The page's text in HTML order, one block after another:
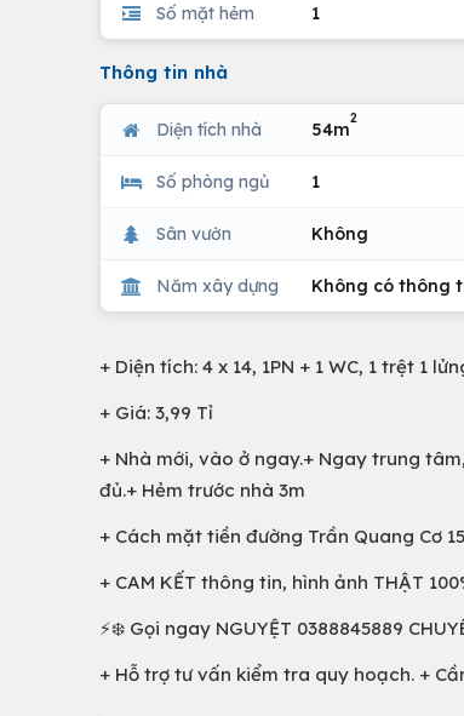
Số mặt hẻm 1
Thông tin nhà
Diện tích nhà 54m
2
Số phòng ngủ 1
Sân vườn Không
Năm xây dựng Không có thông
+ Diện tích: 4 x 14, 1PN + 1 WC, 1 trệt 1
+ Giá: 3,99 Tỉ
+ Nhà mới, vào ở ngay.+ Ngay trung
đủ.+ Hẻm trước nhà 3m
+ Cách mặt tiền đường Trần Quang Cơ
+ CAM KẾT thông tin, hình ảnh THẬT
⚡️❄️ Gọi ngay NGUYỆT 0388845889
+ Hỗ trợ tư vấn kiểm tra quy hoạch. +